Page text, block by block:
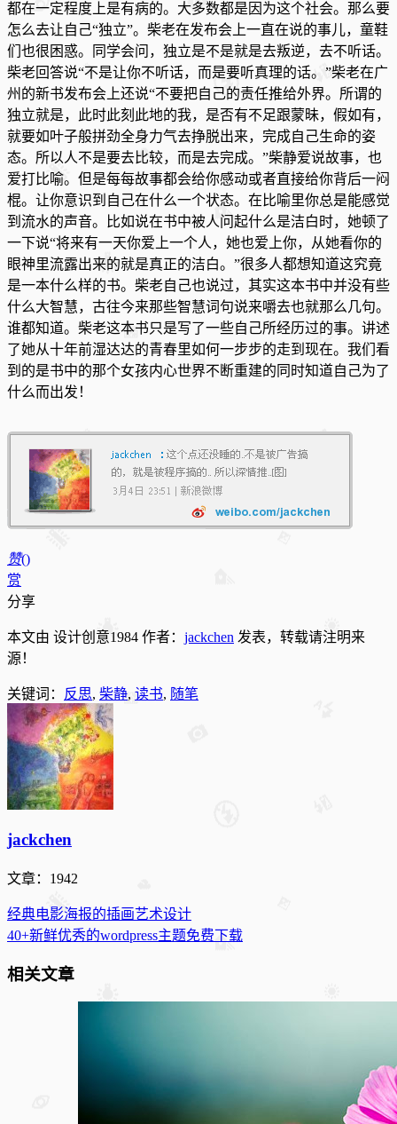
都在一定程度上是有病的。大多数都是因为这个社会。那么要
怎么去让自己“独立”。柴老在发布会上一直在说的事儿，童鞋
们也很困惑。同学会问，独立是不是就是去叛逆，去不听话。
柴老回答说“不是让你不听话，而是要听真理的话。”柴老在广
州的新书发布会上还说“不要把自己的责任推给外界。所谓的
独立就是，此时此刻此地的我，是否有不足跟蒙昧，假如有，
就要如叶子般拼劲全身力气去挣脱出来，完成自己生命的姿
态。所以人不是要去比较，而是去完成。”柴静爱说故事，也
爱打比喻。但是每每故事都会给你感动或者直接给你背后一闷
棍。让你意识到自己在什么一个状态。在比喻里你总是能感觉
到流水的声音。比如说在书中被人问起什么是洁白时，她顿了
一下说“将来有一天你爱上一个人，她也爱上你，从她看你的
眼神里流露出来的就是真正的洁白。”很多人都想知道这究竟
是一本什么样的书。柴老自己也说过，其实这本书中并没有些
什么大智慧，古往今来那些智慧词句说来嚼去也就那么几句。
谁都知道。柴老这本书只是写了一些自己所经历过的事。讲述
了她从十年前湿达达的青春里如何一步步的走到现在。我们看
到的是书中的那个女孩内心世界不断重建的同时知道自己为了
什么而出发！
赞()
赏
分享
本文由 设计创意1984 作者： jackchen 发表，转载请注明来
源！
关键词： 反思, 柴静, 读书, 随笔
jackchen
文章：1942
经典电影海报的插画艺术设计
40+新鲜优秀的wordpress主题免费下载
相关文章